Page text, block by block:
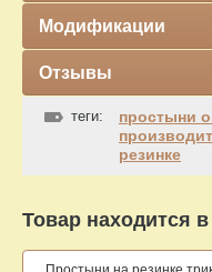
Модификации
Отзывы
теги: простыни
резинке
Товар находится в